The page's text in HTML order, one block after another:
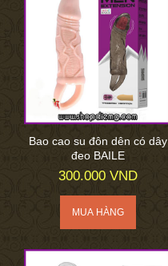
Bao cao su đôn dên có dây
đeo BAILE
300.000 VND